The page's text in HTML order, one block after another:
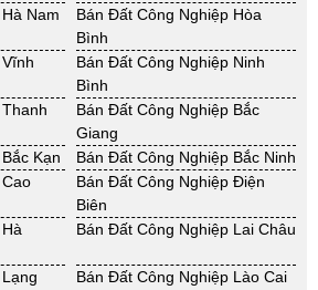
Bái
Cho Thuê Nhà Xưởng Thừa T.
Huế
Cho Thuê Nhà Xưởng Lâm
Đồng
Bình
Cho Thuê Nhà Xưởng Bình
Thuận
Đăk
Cho Thuê Nhà Xưởng ĐắkLắk
Lai
Cho Thuê Nhà Xưởng Hà Tĩnh
Cho Thuê Nhà Xưởng Nghệ An
Ninh
Cho Thuê Nhà Xưởng Phú Yên
Nam
Bán Đất Công Nghiệp Hòa
Bình
Bán Đất Công Nghiệp Ninh
Bình
Bán Đất Công Nghiệp Bắc
Giang
Kạn
Bán Đất Công Nghiệp Bắc Ninh
Bán Đất Công Nghiệp Điện
Biên
Bán Đất Công Nghiệp Lai Châu
Bán Đất Công Nghiệp Lào Cai